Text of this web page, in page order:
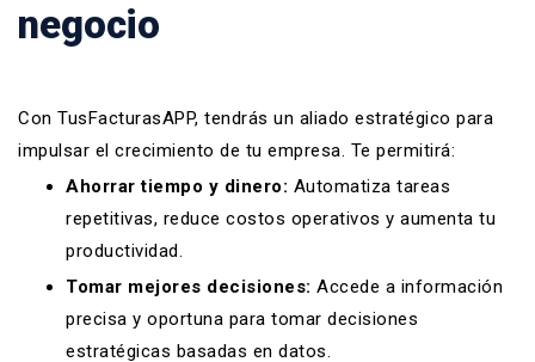
negocio
Con TusFacturasAPP, tendrás un aliado estratégico para
impulsar el crecimiento de tu empresa. Te permitirá:
Ahorrar tiempo y dinero: Automatiza tareas
repetitivas, reduce costos operativos y aumenta tu
productividad.
Tomar mejores decisiones: Accede a información
precisa y oportuna para tomar decisiones
estratégicas basadas en datos.